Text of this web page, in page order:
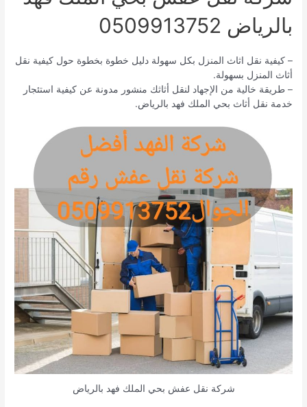
بالرياض 0509913752
– كيفية نقل اثاث المنزل بكل سهولة دليل خطوة بخطوة حول كيفية نقل
أثاث المنزل بسهولة.
– طريقة خالية من الإجهاد لنقل أثاثك منشور مدونة عن كيفية استئجار
خدمة نقل أثاث بحي الملك فهد بالرياض.
شركة نقل عفش بحي الملك فهد بالرياض